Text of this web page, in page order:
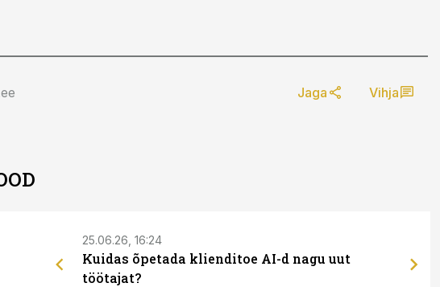
Jaga Vihja
25.06.26, 16:24
Kuidas õpetada klienditoe AI-d nagu uut
töötajat?